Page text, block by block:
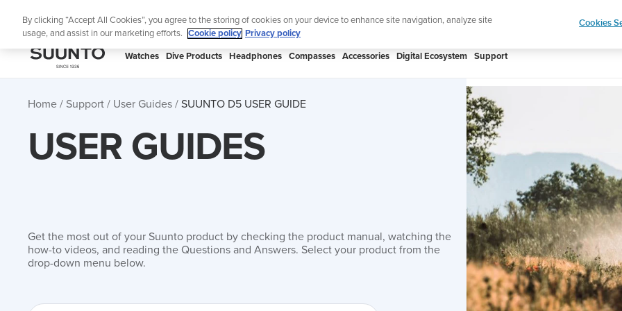
Lightweight sports watch designed for runners Shop
SUUNTO
Watches Dive Products Headphones Compasses Accessories Digital Ecosystem Support
Home Support User Guides SUUNTO D5 USER GUIDE
USER GUIDES
Get the most out of your Suunto product by checking the product manual, watching the
how-to videos, and reading the Questions and Answers. Select your product from the
drop-down menu below.
By clicking “Accept All Cookies”, you agree to the storing of cookies on your device to enhance site navigation, analyze site
usage, and assist in our marketing efforts.
Cookie policy Privacy policy
Cookies